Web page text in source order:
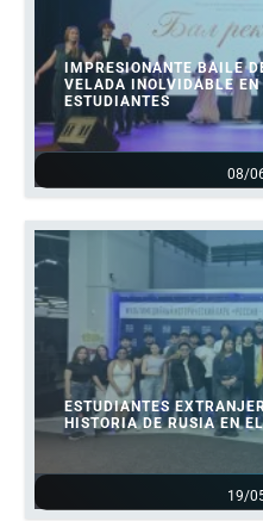
08/
IMPRESIONANTE BAILE
VELADA INOLVIDABLE EN
ESTUDIANTES
19/
ESTUDIANTES
HISTORIA DE RUSIA EN